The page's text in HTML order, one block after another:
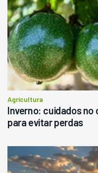
R$ 145.000
Consultar
Agricultura
Inverno: cuidados
para evitar perdas